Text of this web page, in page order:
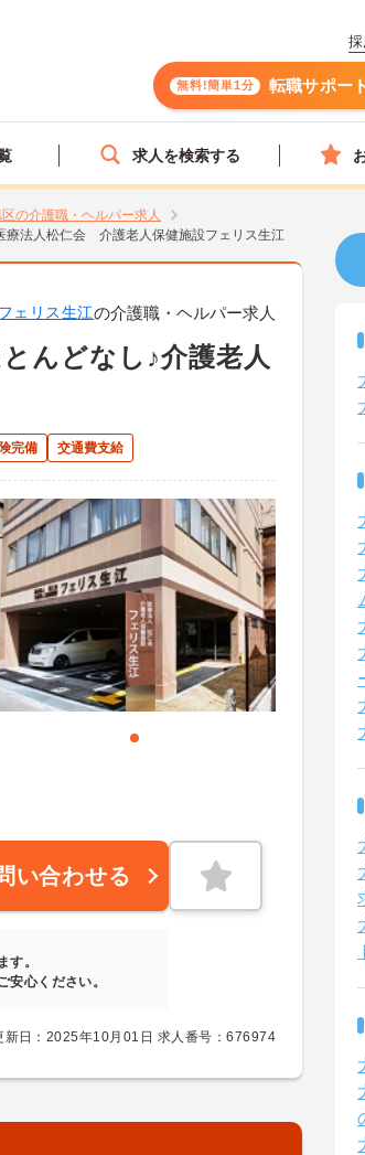
無料!簡単1分 転職サポー
求人を検索する
の介護職・ヘルパー求人
療法人松仁会 介護老人保健施設フェリス生江
ェリス生江の介護職・ヘルパー求人
んどなし♪介護老人
完備 交通費支給
い合わせる
す。
心ください。
新日：2025年10月01日 求人番号：676974